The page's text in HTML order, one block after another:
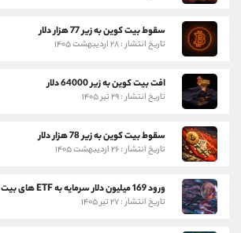
سقوط بیت کوین به زیر 77 هزار دلار
تاریخ انتشار : ۲۸ اردیبهشت ۱۴۰۵
افت بیت کوین به زیر 64000 دلار
تاریخ انتشار : ۲۹ تیر ۱۴۰۵
سقوط بیت کوین به زیر 78 هزار دلار
تاریخ انتشار : ۲۶ اردیبهشت ۱۴۰۵
ورود 169 میلیون دلار سرمایه به ETF های بیت کوین و اتریوم
تاریخ انتشار : ۲۷ تیر ۱۴۰۵